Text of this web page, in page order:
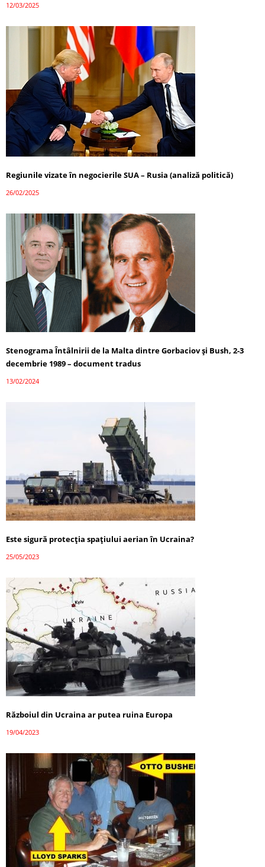
12/03/2025
Regiunile vizate în negocierile SUA – Rusia (analiză politică)
26/02/2025
Stenograma Întâlnirii de la Malta dintre Gorbaciov și Bush, 2-3
decembrie 1989 – document tradus
13/02/2024
Este sigură protecția spațiului aerian în Ucraina?
25/05/2023
Războiul din Ucraina ar putea ruina Europa
19/04/2023